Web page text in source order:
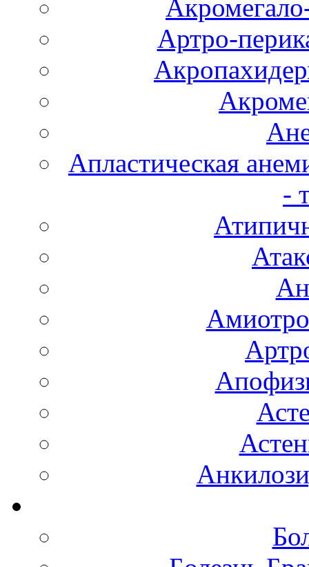
Артро-
Апластическая
-